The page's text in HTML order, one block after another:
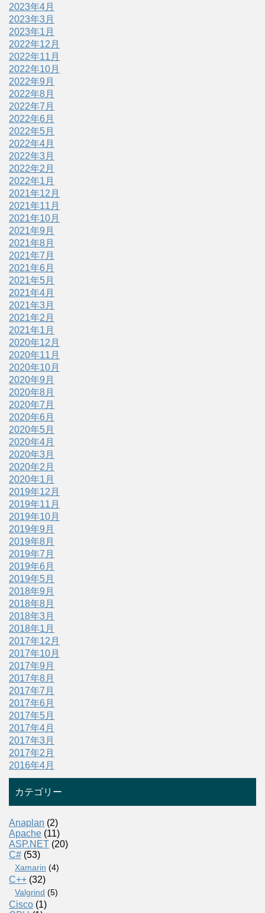
2023年4月
2023年3月
2023年1月
2022年12月
2022年11月
2022年10月
2022年9月
2022年8月
2022年7月
2022年6月
2022年5月
2022年4月
2022年3月
2022年2月
2022年1月
2021年12月
2021年11月
2021年10月
2021年9月
2021年8月
2021年7月
2021年6月
2021年5月
2021年4月
2021年3月
2021年2月
2021年1月
2020年12月
2020年11月
2020年10月
2020年9月
2020年8月
2020年7月
2020年6月
2020年5月
2020年4月
2020年3月
2020年2月
2020年1月
2019年12月
2019年11月
2019年10月
2019年9月
2019年8月
2019年7月
2019年6月
2019年5月
2018年9月
2018年8月
2018年3月
2018年1月
2017年12月
2017年10月
2017年9月
2017年8月
2017年7月
2017年6月
2017年5月
2017年4月
2017年3月
2017年2月
2016年4月
カテゴリー
Anaplan (2)
Apache (11)
ASP.NET (20)
C# (53)
Xamarin (4)
C++ (32)
Valgrind (5)
Cisco (1)